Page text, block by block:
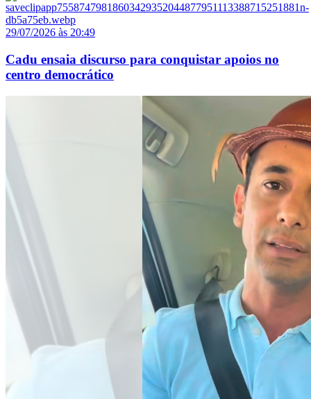
29/07/2026 às 20:49
Cadu ensaia discurso para conquistar apoios no
centro democrático